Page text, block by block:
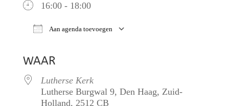
16:00 - 18:00
Aan agenda toevoegen
WAAR
Lutherse Kerk
Lutherse Burgwal 9, Den Haag, Zuid-
Holland, 2512 CB